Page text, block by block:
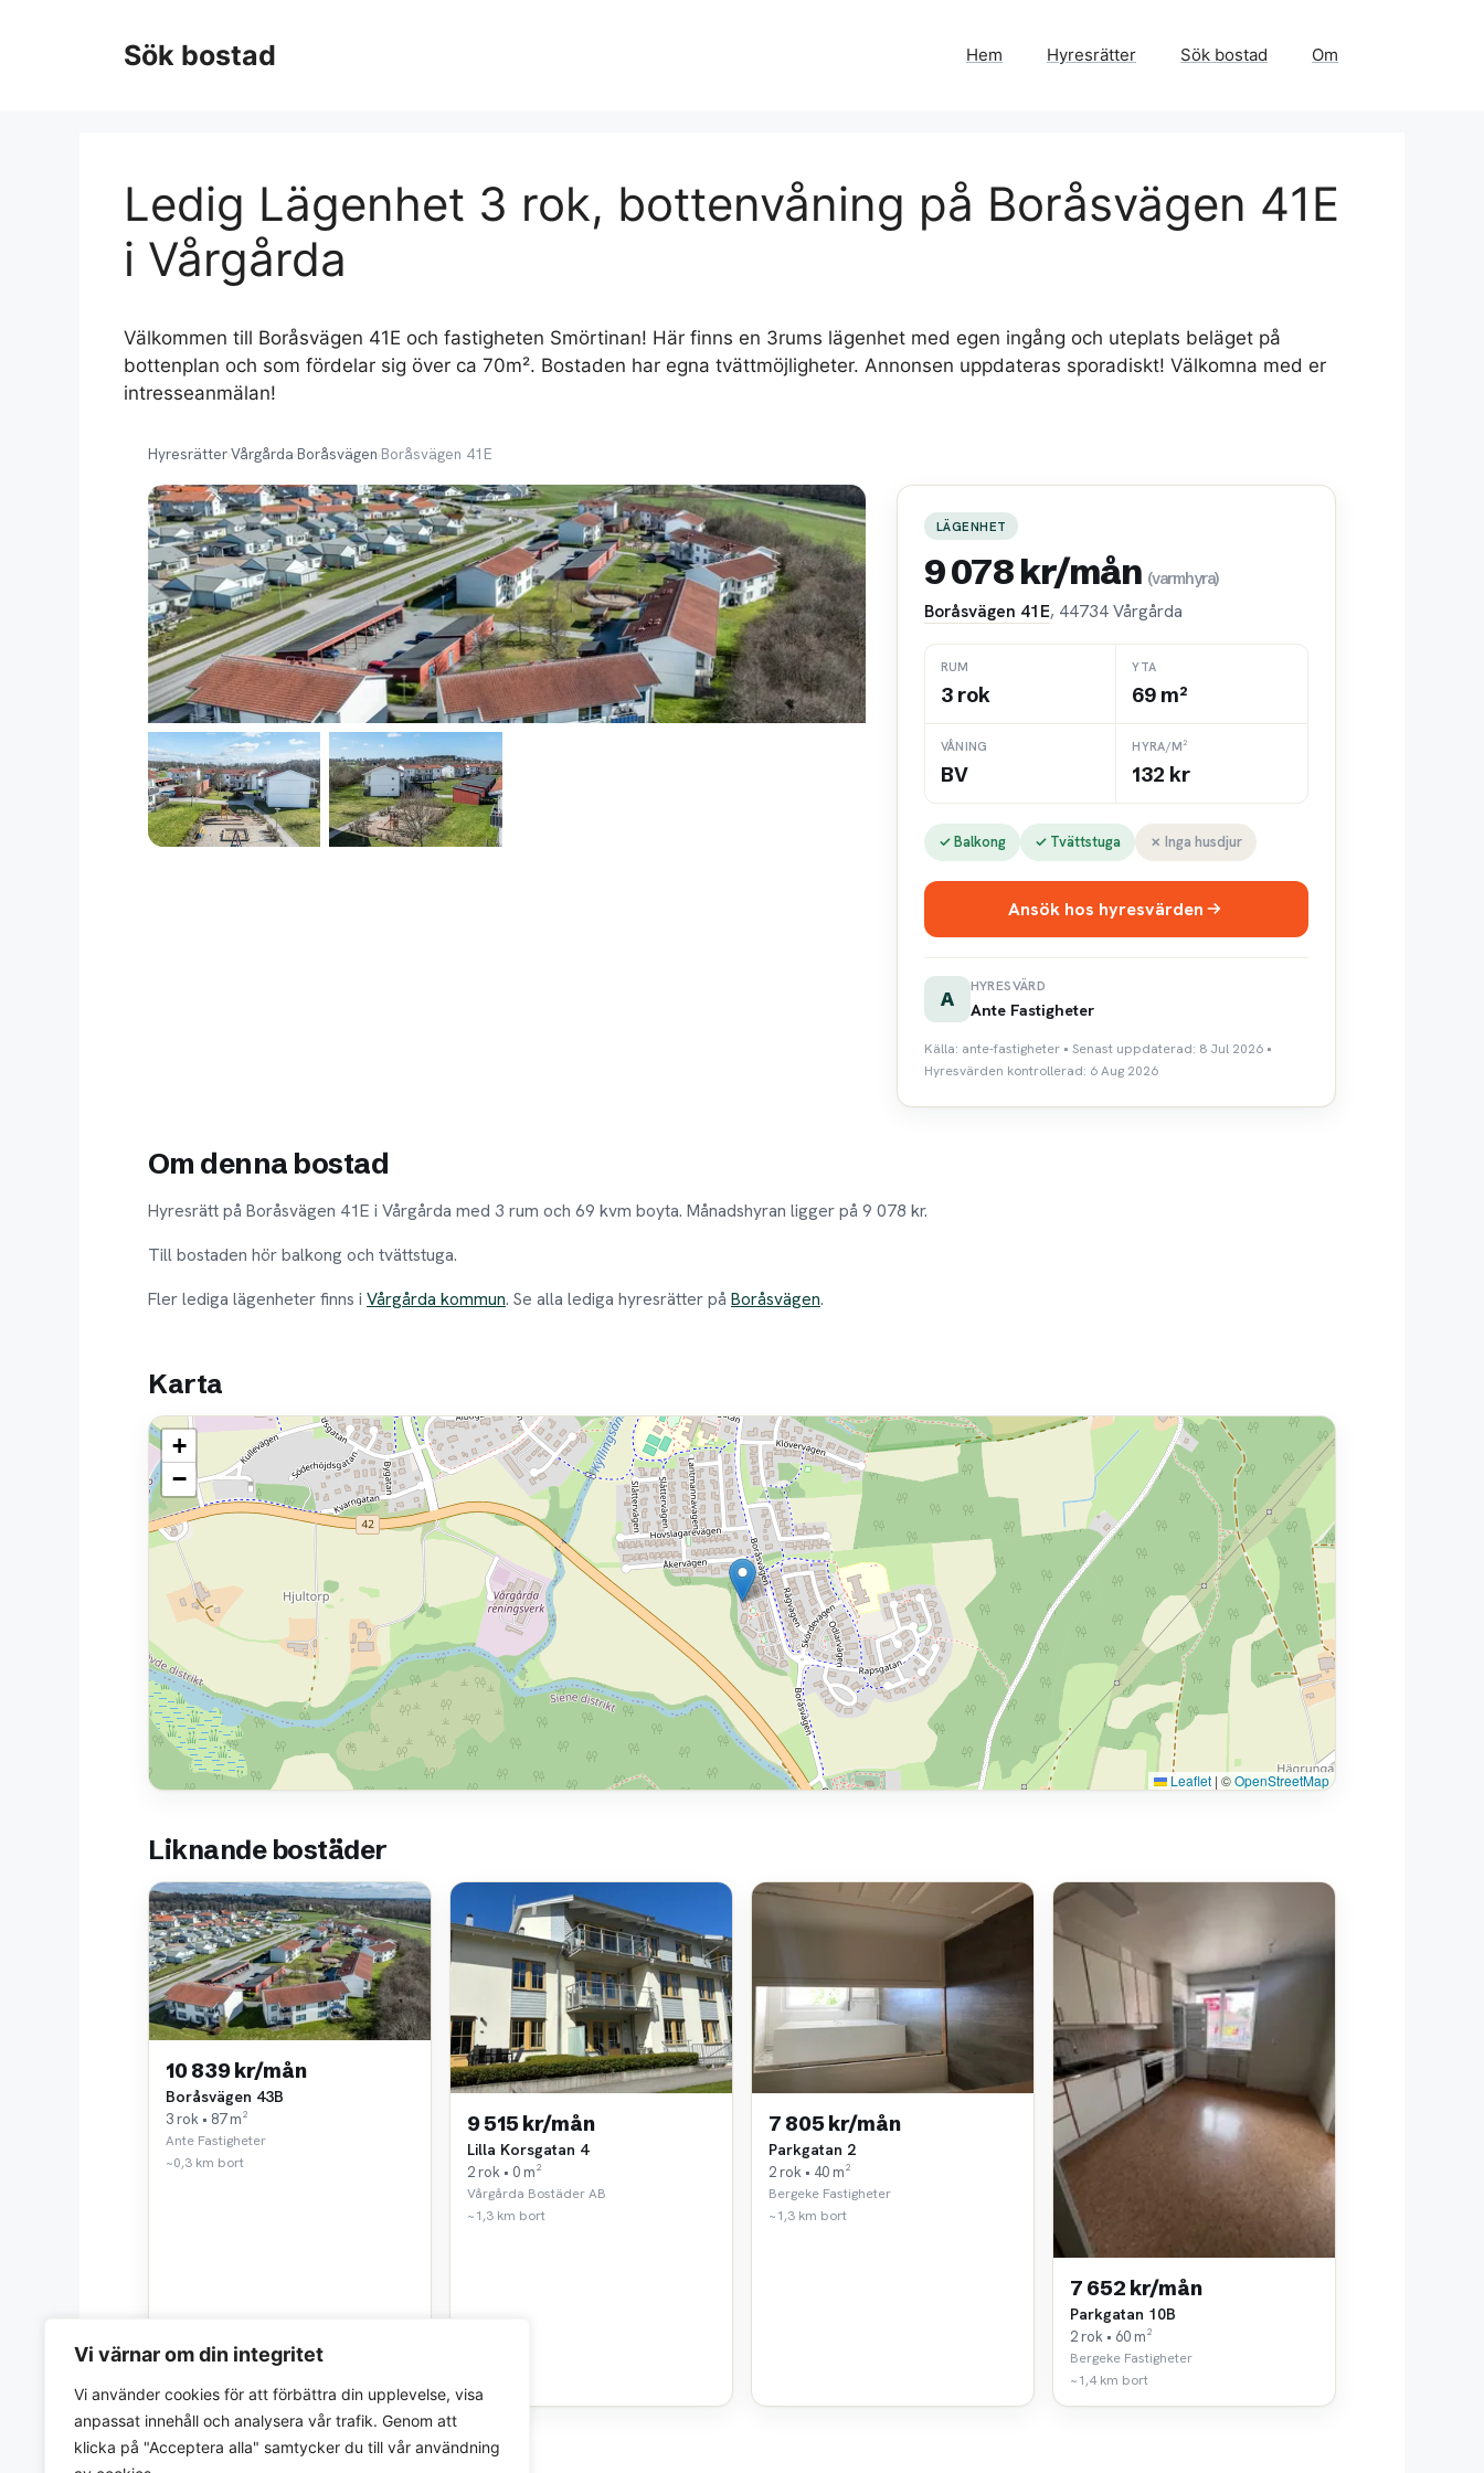
Vi värnar om din integritet
Vi använder cookies för att förbättra din upplevelse, visa
anpassat innehåll och analysera vår trafik. Genom att
klicka på "Acceptera alla" samtycker du till vår användning
Sök bostad Hem Hyresrätter Sök bostad Om
Ledig Lägenhet 3 rok, bottenvåning på Boråsvägen 41E
i Vårgårda
Välkommen till Boråsvägen 41E och fastigheten Smörtinan! Här finns en 3rums lägenhet med egen ingång och uteplats beläget på
bottenplan och som fördelar sig över ca 70m². Bostaden har egna tvättmöjligheter. Annonsen uppdateras sporadiskt! Välkomna med er
intresseanmälan!
Hyresrätter›Vårgårda›Boråsvägen›Boråsvägen 41E
LÄGENHET
9 078 kr/mån (varmhyra)
Boråsvägen 41E, 44734 Vårgårda
RUM
3 rok
YTA
69 m²
VÅNING
BV
HYRA/M²
132 kr
✓ Balkong ✓ Tvättstuga ✗ Inga husdjur
Ansök hos hyresvärden
A
HYRESVÄRD
Ante Fastigheter
Källa: ante-fastigheter • Senast uppdaterad: 8 Jul 2026 •
Hyresvärden kontrollerad: 6 Aug 2026
Om denna bostad
Hyresrätt på Boråsvägen 41E i Vårgårda med 3 rum och 69 kvm boyta. Månadshyran ligger på 9 078 kr.
Till bostaden hör balkong och tvättstuga.
Fler lediga lägenheter finns i Vårgårda kommun. Se alla lediga hyresrätter på Boråsvägen.
Karta
+
−
Leaflet | ©OpenStreetMap
Liknande bostäder
10 839 kr/mån
Boråsvägen 43B
3 rok • 87 m²
Ante Fastigheter
~0,3 km bort
9 515 kr/mån
Lilla Korsgatan 4
2 rok • 0 m²
Vårgårda Bostäder AB
~1,3 km bort
7 805 kr/mån
Parkgatan 2
2 rok • 40 m²
Bergeke Fastigheter
~1,3 km bort
7 652 kr/mån
Parkgatan 10B
2 rok • 60 m²
Bergeke Fastigheter
~1,4 km bort